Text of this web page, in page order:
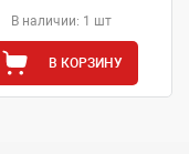
В наличии: 1 шт
В КОРЗИНУ